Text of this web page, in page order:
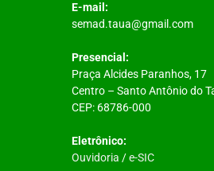
E-mail:
semad.taua@gmail.com
Presencial:
Praça Alcides Paranhos, 17
Centro – Santo Antônio do
CEP: 68786-000
Eletrônico:
Ouvidoria /e-SIC